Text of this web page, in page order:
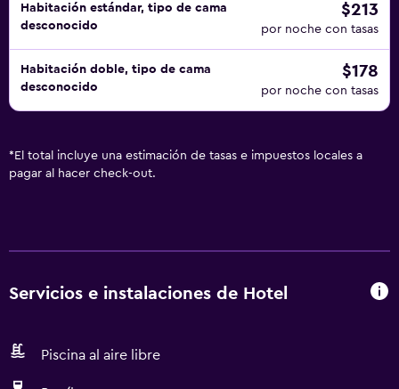
Habitación estándar, tipo de cama
desconocido
$213
por noche con tasas
Habitación doble, tipo de cama
desconocido
$178
por noche con tasas
* El total incluye una estimación de tasas e impuestos locales a
pagar al hacer check-out.
Servicios e instalaciones de Hotel
Piscina al aire libre